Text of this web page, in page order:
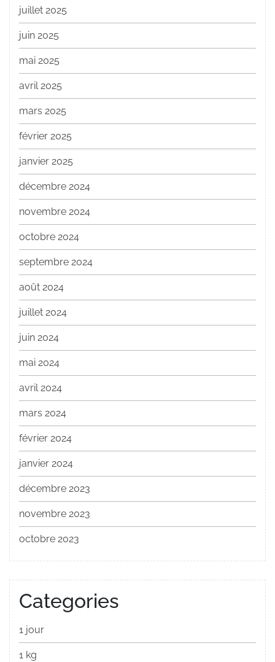
juillet 2025
juin 2025
mai 2025
avril 2025
mars 2025
février 2025
janvier 2025
décembre 2024
novembre 2024
octobre 2024
septembre 2024
août 2024
juillet 2024
juin 2024
mai 2024
avril 2024
mars 2024
février 2024
janvier 2024
décembre 2023
novembre 2023
octobre 2023
Categories
1 jour
1 kg